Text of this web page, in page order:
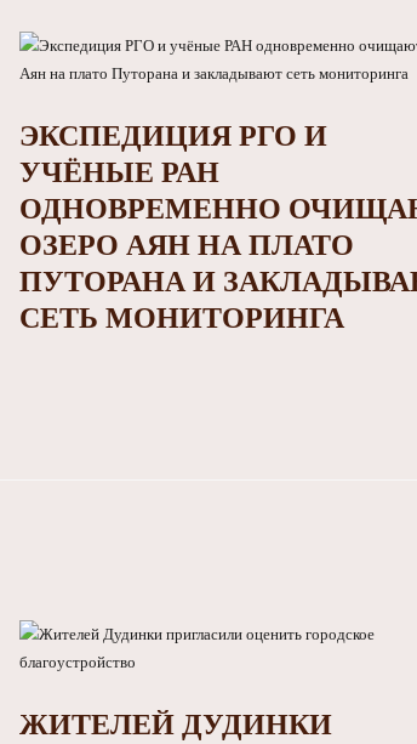
ЭКСПЕДИЦИЯ РГО И
УЧЁНЫЕ РАН
ОДНОВРЕМЕННО
ОЗЕРО АЯН НА ПЛАТО
ПУТОРАНА И
СЕТЬ МОНИТОРИНГА
ЖИТЕЛЕЙ ДУДИНКИ